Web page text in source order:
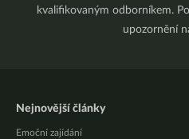
kvalifikovaným odborníkem.
upozornění
Nejnovější články
Emoční zajídání